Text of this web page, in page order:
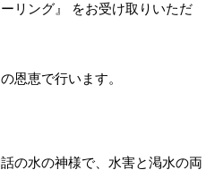
リング』 をお受け取りいただ
恩恵で行います。
の水の神様で、水害と渇水の両